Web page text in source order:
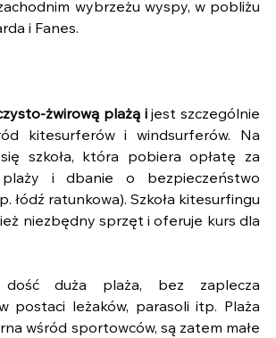
wybrzeżu wyspy, w pobliżu
i Fanes.
żwirową plażą i jest szczególnie
kitesurferów i windsurferów. Na
szkoła, która pobiera opłatę za
i dbanie o bezpieczeństwo
łódź ratunkowa). Szkoła kitesurfingu
niezbędny sprzęt i oferuje kurs dla
duża plaża, bez zaplecza
postaci leżaków, parasoli itp. Plaża
wśród sportowców, są zatem małe